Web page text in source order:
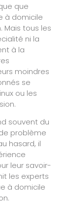
que
à domicile
Mais tous les
ni la
à la
moindres
se
ou les
souvent du
problème
hasard, il
leur savoir-
les experts
à domicile